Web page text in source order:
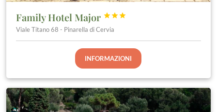
Family Hotel Major 


Viale Titano 68 - Pinarella di Cervia
INFORMAZIONI